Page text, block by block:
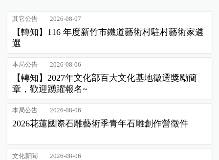
其它公告 2026-08-07
【轉知】116 年度新竹市鐵道藝術村駐村藝術家遴
選
本局公告 2026-08-06
【轉知】2027年文化部百大文化基地徵選獎勵簡
章，歡迎踴躍報名~
本局公告 2026-08-06
2026花蓮國際石雕藝術季青年石雕創作營徵件
文化新聞 2026-08-06